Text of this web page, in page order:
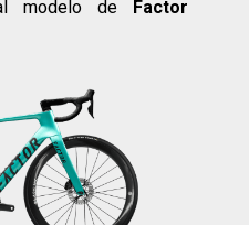
modelo de Factor